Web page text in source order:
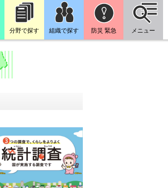
分野で探す 組織で探す 防災 緊急 メニュー